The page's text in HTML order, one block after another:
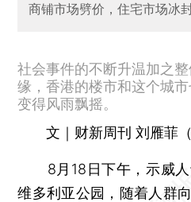
商铺市场劈价，住宅市场冰
社会事件的不断升温加之
缘，香港的楼市和这个城
变得风雨飘摇。
文｜财新周刊 刘雁菲
8月18日下午，示威人
维多利亚公园，随着人群